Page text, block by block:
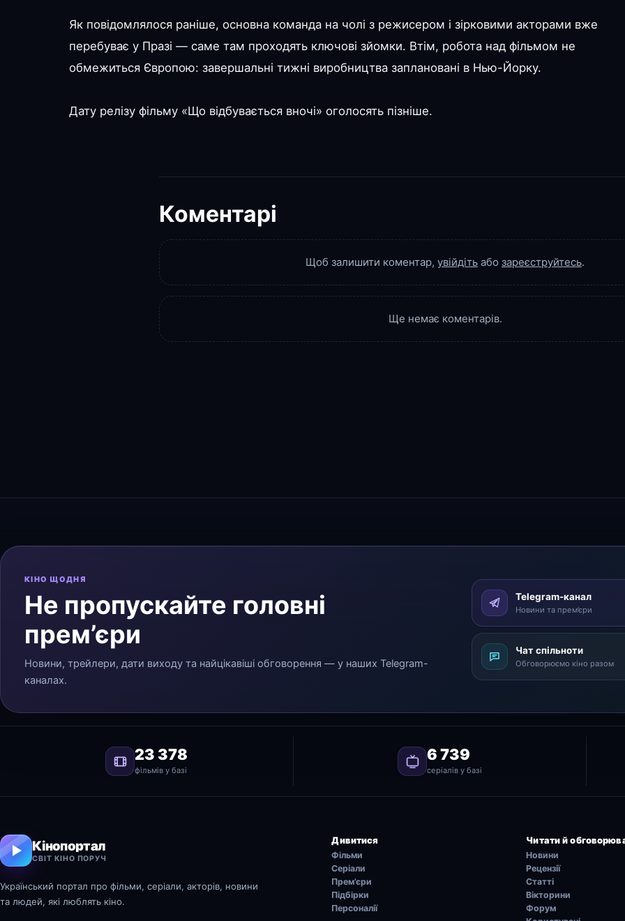
Як повідомлялося раніше, основна команда на чолі з режисером і зірковими акторами вже
перебуває у Празі — саме там проходять ключові зйомки. Втім, робота над фільмом не
обмежиться Європою: завершальні тижні виробництва заплановані в Нью-Йорку.
Дату релізу фільму «Що відбувається вночі» оголосять пізніше.
Коментарі
Щоб залишити коментар, увійдіть або зареєструйтесь.
Ще немає коментарів.
КІНО ЩОДНЯ
Не пропускайте головні
прем’єри
Новини, трейлери, дати виходу та найцікавіші обговорення — у наших Telegram-
каналах.
Telegram-канал
Новини та прем’єри
Чат спільноти
Обговорюємо кіно разом
23 378
фільмів у базі
6 739
серіалів у базі
Кінопортал
СВІТ КІНО ПОРУЧ
Український портал про фільми, серіали, акторів, новини
та людей, які люблять кіно.
Дивитися
Фільми
Серіали
Прем’єри
Підбірки
Персоналії
Читати й
Новини
Рецензії
Статті
Вікторини
Форум